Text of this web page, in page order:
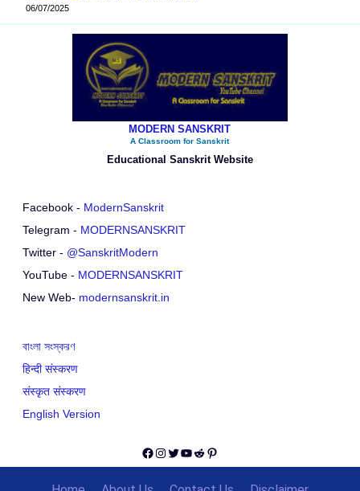
06/07/2025
MODERN SANSKRIT
A Classroom for Sanskrit
Educational Sanskrit Website
Facebook - ModernSanskrit
Telegram - MODERNSANSKRIT
Twitter - @SanskritModern
YouTube - MODERNSANSKRIT
New Web- modernsanskrit.in
বাংলা সংস্করণ
हिन्दी संस्करण
संस्कृत संस्करण
English Version
Facebook
Instagram
Twitter
YouTube
Reddit
Pinterest